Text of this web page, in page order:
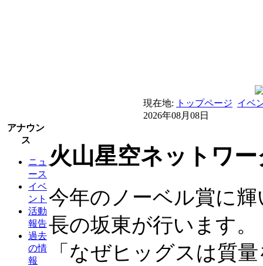
現在地: トップページ イベ
2026年08月08日
アナウン
ス
ニュ
ース
イベ
ント
活動
報告
過去
の情
報
火山星空ネットワ
今年のノーベル賞に
長の坂東が行います。
「なぜヒッグスは質